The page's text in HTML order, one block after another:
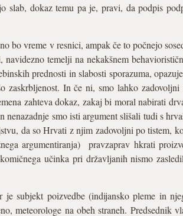
slab, dokaz temu pa je, pravi, da podpis
bo vreme v resnici, ampak če to počnejo
temelji na nekakšnem
prednosti in slabosti sporazuma,
zaskrbljenost. In če ni, smo lahko zadovoljni
zahteva dokaz, zakaj bi moral nabirati
smo isti argument slišali tudi s
da so Hrvati z njim zadovoljni po tistem,
argumentiranja) pravzaprav hkrati
učinka pri državljanih nismo
subjekt poizvedbe (indijansko pleme in
meteorologe na obeh straneh. Predsednik